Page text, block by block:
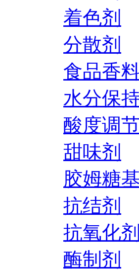
着色剂
分散剂
食品香
水分保
酸度调
甜味剂
胶姆糖
抗结剂
抗氧化剂
酶制剂